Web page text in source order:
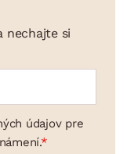
nechajte si
údajov pre